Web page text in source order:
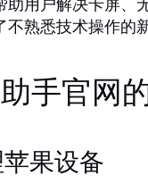
熟悉技术操作的
手官网
果设备